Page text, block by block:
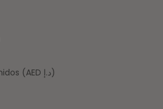
Emiratos Árabes Unidos (AED د.إ)